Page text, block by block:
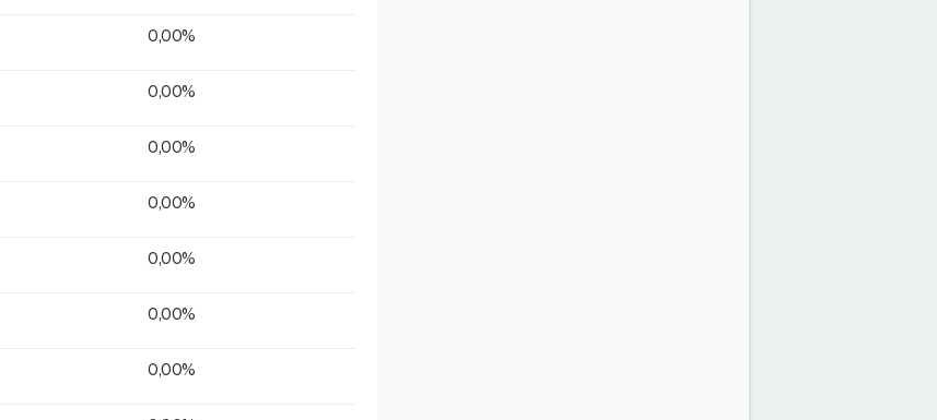
0,00%
0,00%
0,00%
0,00%
0,00%
0,00%
0,00%